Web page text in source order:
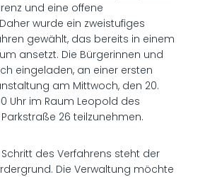
und eine offene
wurde ein zweistufiges
gewählt, das bereits in einem
ansetzt. Die Bürgerinnen und
eingeladen, an einer ersten
am Mittwoch, den 20.
Uhr im Raum Leopold des
26 teilzunehmen.
des Verfahrens steht der
Die Verwaltung möchte